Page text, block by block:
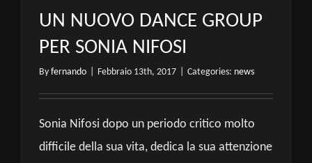
UN NUOVO DANCE GROUP
PER SONIA NIFOSI
By fernando Febbraio 13th, 2017 Categories: news
Sonia Nifosi dopo un periodo critico molto
difficile della sua vita, dedica la sua attenzione